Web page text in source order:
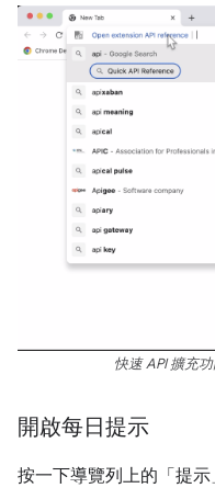
快速 API 擴充
開啟每日提示
按一下導覽列上的「提示